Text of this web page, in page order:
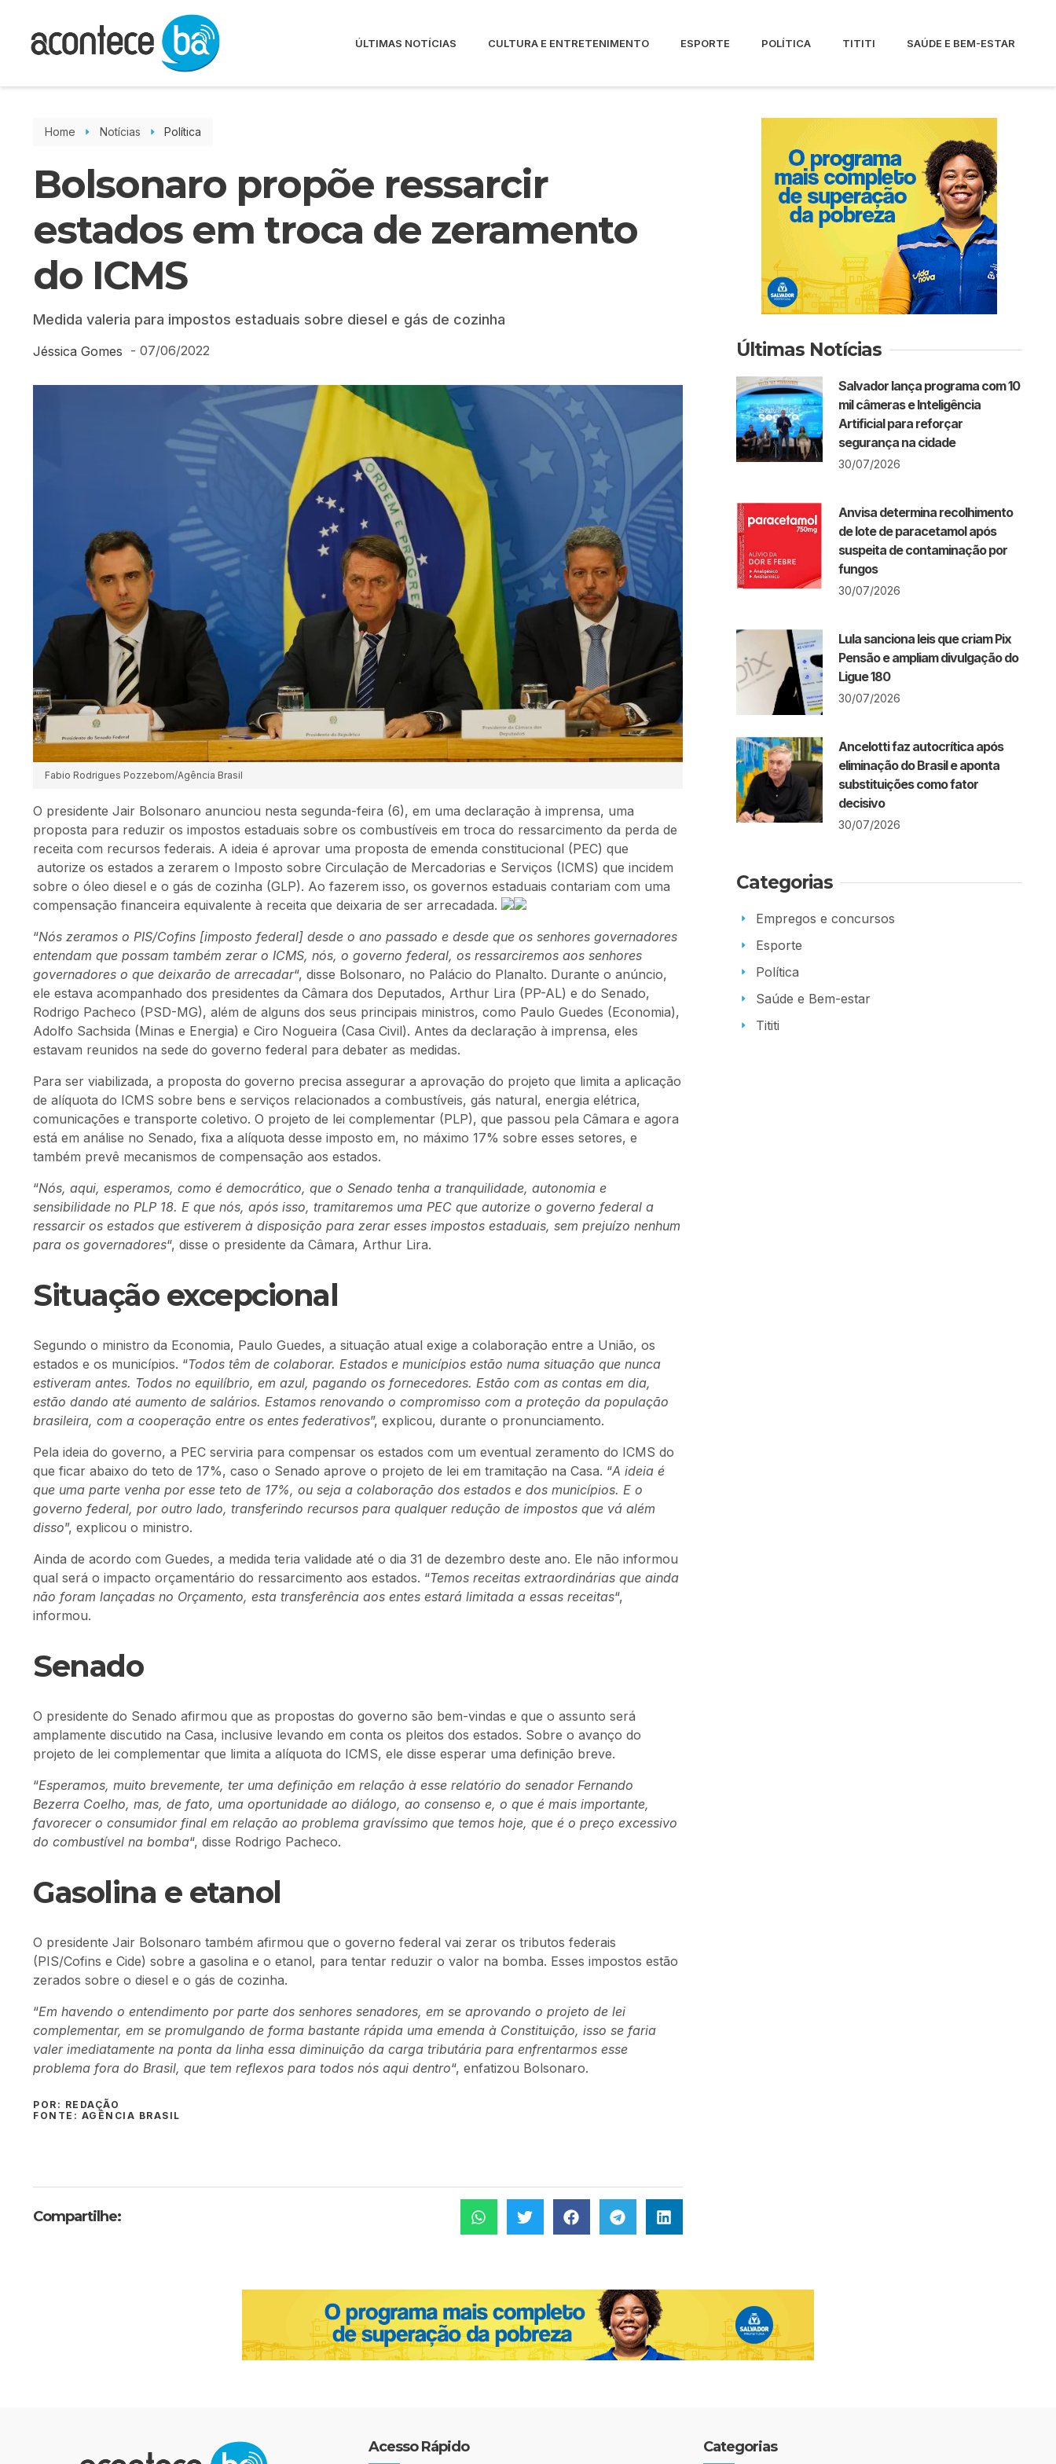
ÚLTIMAS NOTÍCIAS CULTURA E ENTRETENIMENTO ESPORTE POLÍTICA TITITI SAÚDE E BEM-ESTAR
Home Notícias Política
Bolsonaro propõe ressarcir
estados em troca de zeramento
do ICMS
Medida valeria para impostos estaduais sobre diesel e gás de cozinha
Jéssica Gomes - 07/06/2022
Fabio Rodrigues Pozzebom/Agência Brasil
O presidente Jair Bolsonaro anunciou nesta segunda-feira (6), em uma declaração à imprensa, uma
proposta para reduzir os impostos estaduais sobre os combustíveis em troca do ressarcimento da perda de
receita com recursos federais. A ideia é aprovar uma proposta de emenda constitucional (PEC) que
autorize os estados a zerarem o Imposto sobre Circulação de Mercadorias e Serviços (ICMS) que incidem
sobre o óleo diesel e o gás de cozinha (GLP). Ao fazerem isso, os governos estaduais contariam com uma
compensação financeira equivalente à receita que deixaria de ser arrecadada.
“Nós zeramos o PIS/Cofins [imposto federal] desde o ano passado e desde que os senhores governadores
entendam que possam também zerar o ICMS, nós, o governo federal, os ressarciremos aos senhores
governadores o que deixarão de arrecadar“, disse Bolsonaro, no Palácio do Planalto. Durante o anúncio,
ele estava acompanhado dos presidentes da Câmara dos Deputados, Arthur Lira (PP-AL) e do Senado,
Rodrigo Pacheco (PSD-MG), além de alguns dos seus principais ministros, como Paulo Guedes (Economia),
Adolfo Sachsida (Minas e Energia) e Ciro Nogueira (Casa Civil). Antes da declaração à imprensa, eles
estavam reunidos na sede do governo federal para debater as medidas.
Para ser viabilizada, a proposta do governo precisa assegurar a aprovação do projeto que limita a aplicação
de alíquota do ICMS sobre bens e serviços relacionados a combustíveis, gás natural, energia elétrica,
comunicações e transporte coletivo. O projeto de lei complementar (PLP), que passou pela Câmara e agora
está em análise no Senado, fixa a alíquota desse imposto em, no máximo 17% sobre esses setores, e
também prevê mecanismos de compensação aos estados.
“Nós, aqui, esperamos, como é democrático, que o Senado tenha a tranquilidade, autonomia e
sensibilidade no PLP 18. E que nós, após isso, tramitaremos uma PEC que autorize o governo federal a
ressarcir os estados que estiverem à disposição para zerar esses impostos estaduais, sem prejuízo nenhum
para os governadores“, disse o presidente da Câmara, Arthur Lira.
Situação excepcional
Segundo o ministro da Economia, Paulo Guedes, a situação atual exige a colaboração entre a União, os
estados e os municípios. “Todos têm de colaborar. Estados e municípios estão numa situação que nunca
estiveram antes. Todos no equilíbrio, em azul, pagando os fornecedores. Estão com as contas em dia,
estão dando até aumento de salários. Estamos renovando o compromisso com a proteção da população
brasileira, com a cooperação entre os entes federativos”, explicou, durante o pronunciamento.
Pela ideia do governo, a PEC serviria para compensar os estados com um eventual zeramento do ICMS do
que ficar abaixo do teto de 17%, caso o Senado aprove o projeto de lei em tramitação na Casa. “A ideia é
que uma parte venha por esse teto de 17%, ou seja a colaboração dos estados e dos municípios. E o
governo federal, por outro lado, transferindo recursos para qualquer redução de impostos que vá além
disso”, explicou o ministro.
Ainda de acordo com Guedes, a medida teria validade até o dia 31 de dezembro deste ano. Ele não informou
qual será o impacto orçamentário do ressarcimento aos estados. “Temos receitas extraordinárias que ainda
não foram lançadas no Orçamento, esta transferência aos entes estará limitada a essas receitas“,
informou.
Senado
O presidente do Senado afirmou que as propostas do governo são bem-vindas e que o assunto será
amplamente discutido na Casa, inclusive levando em conta os pleitos dos estados. Sobre o avanço do
projeto de lei complementar que limita a alíquota do ICMS, ele disse esperar uma definição breve.
“Esperamos, muito brevemente, ter uma definição em relação à esse relatório do senador Fernando
Bezerra Coelho, mas, de fato, uma oportunidade ao diálogo, ao consenso e, o que é mais importante,
favorecer o consumidor final em relação ao problema gravíssimo que temos hoje, que é o preço excessivo
do combustível na bomba“, disse Rodrigo Pacheco.
Gasolina e etanol
O presidente Jair Bolsonaro também afirmou que o governo federal vai zerar os tributos federais
(PIS/Cofins e Cide) sobre a gasolina e o etanol, para tentar reduzir o valor na bomba. Esses impostos estão
zerados sobre o diesel e o gás de cozinha.
“Em havendo o entendimento por parte dos senhores senadores, em se aprovando o projeto de lei
complementar, em se promulgando de forma bastante rápida uma emenda à Constituição, isso se faria
valer imediatamente na ponta da linha essa diminuição da carga tributária para enfrentarmos esse
problema fora do Brasil, que tem reflexos para todos nós aqui dentro“, enfatizou Bolsonaro.
POR: REDAÇÃO
FONTE: AGÊNCIA BRASIL
Compartilhe:
Últimas Notícias
Salvador lança programa com 10
mil câmeras e Inteligência
Artificial para reforçar
segurança na cidade
30/07/2026
Anvisa determina recolhimento
de lote de paracetamol após
suspeita de contaminação por
fungos
30/07/2026
Lula sanciona leis que criam Pix
Pensão e ampliam divulgação do
Ligue 180
30/07/2026
Ancelotti faz autocrítica após
eliminação do Brasil e aponta
substituições como fator
decisivo
30/07/2026
Categorias
Empregos e concursos
Esporte
Política
Saúde e Bem-estar
Tititi
Acesso Rápido Categorias